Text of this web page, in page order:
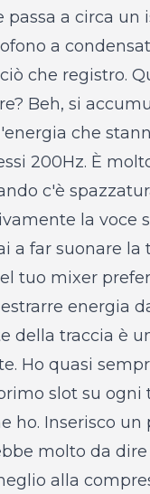
a circa un
a
che registro.
Beh, si
che
200Hz. È
c'è
la voce
a far suonare la
tuo mixer
energia
della traccia è
Ho quasi
slot su ogni
Inserisco un
molto da dire
alla